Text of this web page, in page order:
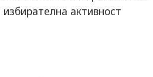
активност